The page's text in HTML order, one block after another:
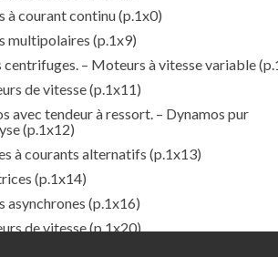
à courant continu(p.1x0)
multipolaires (p.1x9)
centrifuges. – Moteurs à vitesse variable
de vitesse(p.1x11)
avec tendeur à ressort. – Dynamos pur
(p.1x12)
à courants alternatifs (p.1x13)
(p.1x14)
asynchrones (p.1x16)
de vitesse(p.1x20)